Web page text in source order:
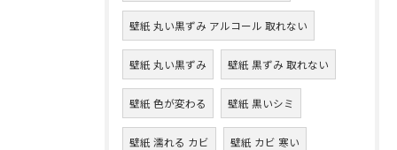
壁紙 丸い黒ずみ アルコール 取れない
壁紙 丸い黒ずみ 壁紙 黒ずみ 取れない
壁紙 色が変わる 壁紙 黒いシミ
壁紙 濡れる カビ 壁紙 カビ 寒い